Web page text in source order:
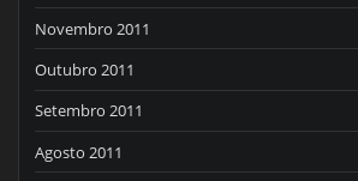
Novembro 2011
Outubro 2011
Setembro 2011
Agosto 2011